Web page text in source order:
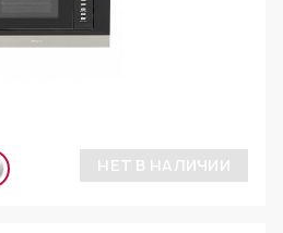
НЕТ В НАЛИЧИИ